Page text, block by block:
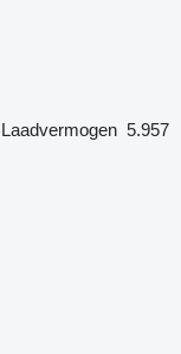
Laadvermogen 5.957